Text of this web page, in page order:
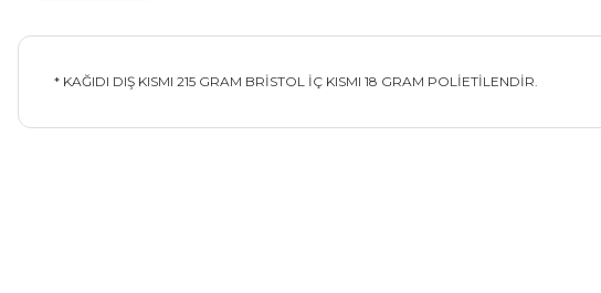
* KAĞIDI DIŞ KISMI 215 GRAM BRİSTOL İÇ KISMI 18 GRAM POLİETİLENDİR.